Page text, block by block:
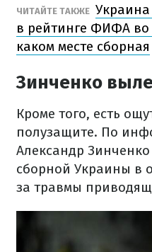
ЧИТАЙТЕ ТАКЖЕ
в рейтинге ФИФА
каком месте сборная
Зинченко
Кроме того, есть
полузащите. По
Александр
сборной Украины в
за травмы